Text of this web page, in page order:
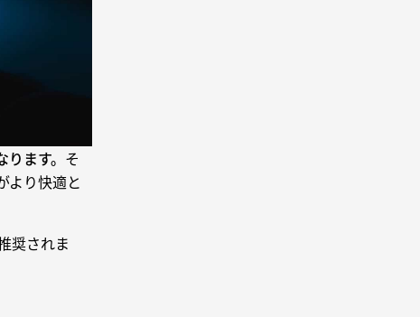
ます。 そ
より快適と
奨されま